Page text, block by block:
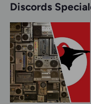
Discords